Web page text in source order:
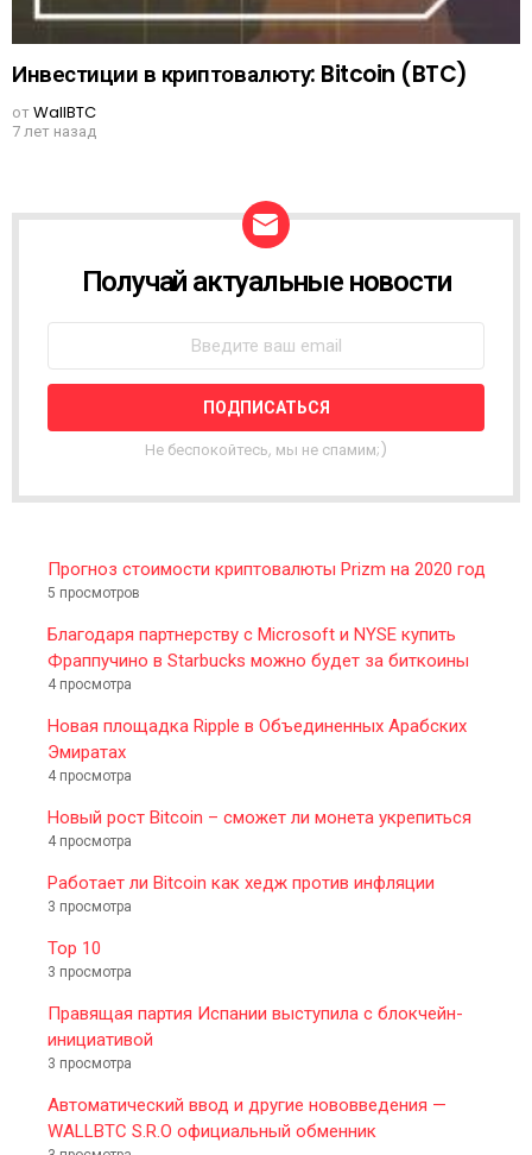
Инвестиции в криптовалюту: Bitcoin (BTC)
отWallBTC
7 лет назад
W
L
E
T
R
Получай актуальные новости
Не беспокойтесь, мы не спамим;)
Прогноз стоимости криптовалюты Prizm на 2020 год
5 просмотров
Благодаря партнерству с Microsoft и NYSE купить
Фраппучино в Starbucks можно будет за биткоины
4 просмотра
Новая площадка Ripple в Объединенных Арабских
Эмиратах
4 просмотра
Новый рост Bitcoin – сможет ли монета укрепиться
4 просмотра
Работает ли Bitcoin как хедж против инфляции
3 просмотра
Top 10
3 просмотра
Правящая партия Испании выступила с блокчейн-
инициативой
3 просмотра
Автоматический ввод и другие нововведения —
WALLBTC S.R.O официальный обменник